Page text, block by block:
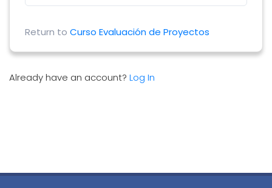
Return to Curso Evaluación de Proyectos
Already have an account? Log In